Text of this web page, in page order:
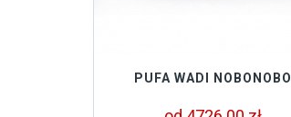
PUFA WADI NOBONOBO